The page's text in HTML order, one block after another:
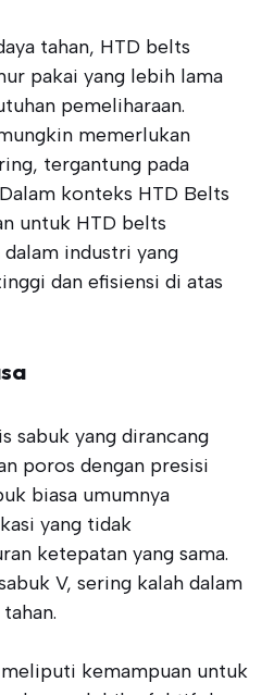
tahan, HTD belts
pakai yang lebih lama
pemeliharaan.
memerlukan
tergantung pada
konteks HTD Belts
untuk HTD belts
industri yang
dan efisiensi di atas
sabuk yang dirancang
poros dengan presisi
biasa umumnya
yang tidak
ketepatan yang sama.
V, sering kalah dalam
kemampuan untuk